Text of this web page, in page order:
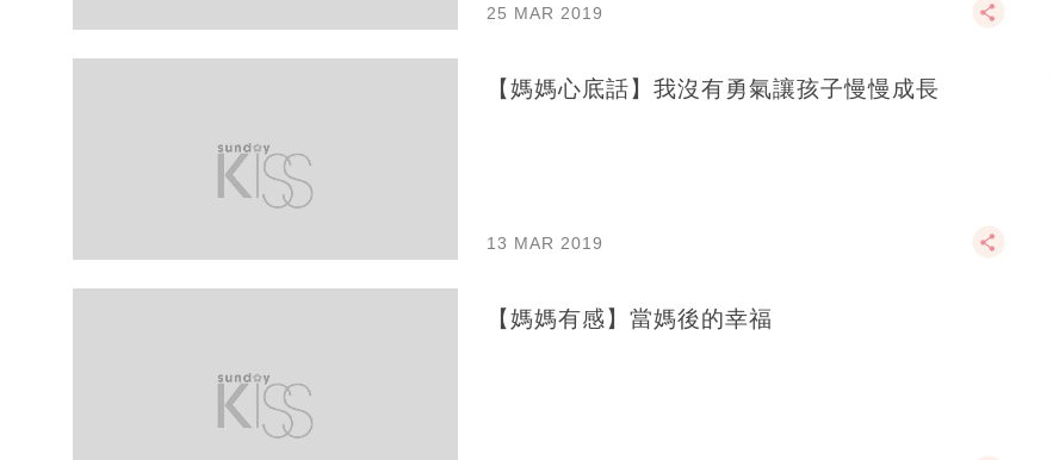
25 MAR 2019
【媽媽心底話】我沒有勇氣讓孩子慢慢成長
13 MAR 2019
【媽媽有感】當媽後的幸福